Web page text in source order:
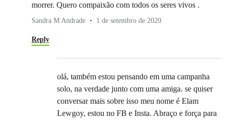
morrer. Quero compaixão com todos os seres vivos .
Sandra M Andrade 1 de setembro de 2020
Reply
olá, também estou pensando em uma campanha
solo, na verdade junto com uma amiga. se quiser
conversar mais sobre isso meu nome é Elam
Lewgoy, estou no FB e Insta. Abraço e força para